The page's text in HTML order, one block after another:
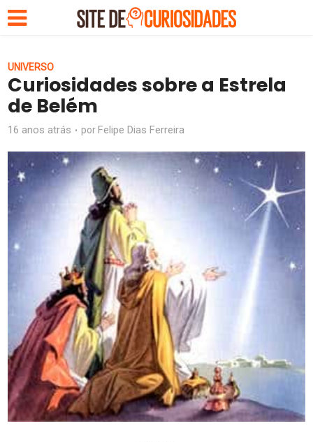
UNIVERSO
Curiosidades sobre a Estrela
de Belém
16 anos atrás por Felipe Dias Ferreira